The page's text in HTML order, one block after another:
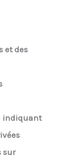
et des
indiquant
sur